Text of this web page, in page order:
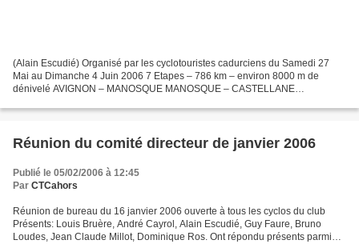
(Alain Escudié) Organisé par les cyclotouristes cadurciens du Samedi 27
Mai au Dimanche 4 Juin 2006 7 Etapes – 786 km – environ 8000 m de
dénivelé AVIGNON – MANOSQUE MANOSQUE – CASTELLANE
AIX...
Réunion du comité directeur de janvier 2006
Publié le 05/02/2006 à 12:45
Par CTCahors
Réunion de bureau du 16 janvier 2006 ouverte à tous les cyclos du club
Présents: Louis Bruère, André Cayrol, Alain Escudié, Guy Faure, Bruno
Loudes, Jean Claude Millot, Dominique Ros. Ont répondu présents parmi